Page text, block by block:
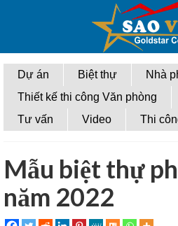
Giới thiệu
Thiết kế kiến trúc
Thiết kế biệt thự
Thiết kế nhà phố
Thiết kế văn phòng
Thiết kế nhà xưởng
Dự án Biệt thự
Nhà
Thiết kế thi công Văn phòng
Tư vấn
Video Thi
Mẫu biệt thự
năm 2022